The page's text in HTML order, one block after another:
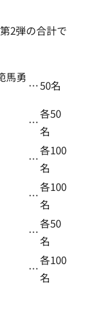
2弾の合計で
馬勇
…50名
…
各50
名
…
各100
名
…
各100
名
…
各50
名
…
各100
名